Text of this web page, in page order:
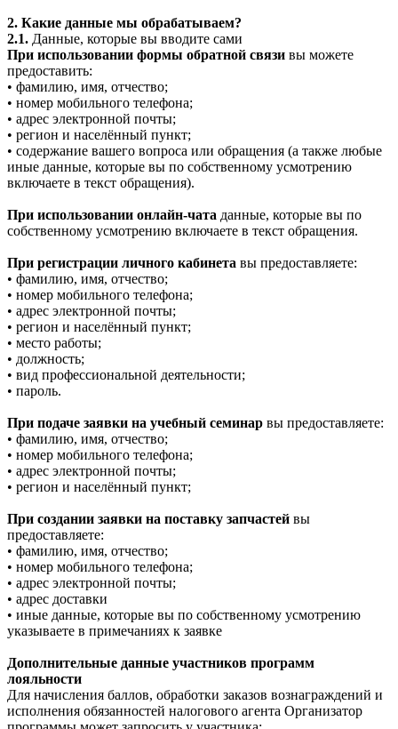
2. Какие данные мы обрабатываем?
2.1. Данные, которые вы вводите сами
При использовании формы обратной связи вы можете
предоставить:
• фамилию, имя, отчество;
• номер мобильного телефона;
• адрес электронной почты;
• регион и населённый пункт;
• содержание вашего вопроса или обращения (а также любые
иные данные, которые вы по собственному усмотрению
включаете в текст обращения).
При использовании онлайн-чата данные, которые вы по
собственному усмотрению включаете в текст обращения.
При регистрации личного кабинета вы предоставляете:
• фамилию, имя, отчество;
• номер мобильного телефона;
• адрес электронной почты;
• регион и населённый пункт;
• место работы;
• должность;
• вид профессиональной деятельности;
• пароль.
При подаче заявки на учебный семинар вы предоставляете:
• фамилию, имя, отчество;
• номер мобильного телефона;
• адрес электронной почты;
• регион и населённый пункт;
При создании заявки на поставку запчастей вы
предоставляете:
• фамилию, имя, отчество;
• номер мобильного телефона;
• адрес электронной почты;
• адрес доставки
• иные данные, которые вы по собственному усмотрению
указываете в примечаниях к заявке
Дополнительные данные участников программ
лояльности
Для начисления баллов, обработки заказов вознаграждений и
исполнения обязанностей налогового агента Организатор